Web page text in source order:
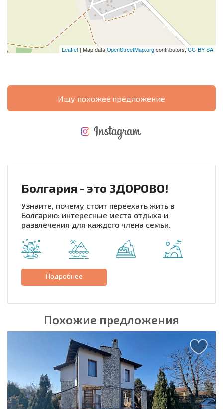
Leaflet | Map dataOpenStreetMap.orgcontributors, CC-BY-SA
Ищу похожее предложение
Болгария - это ЗДОРОВО!
Узнайте, почему стоит переехать жить в
Болгарию: интересные места отдыха и
развлечения для каждого члена семьи.
Подробнее
Похожие предложения